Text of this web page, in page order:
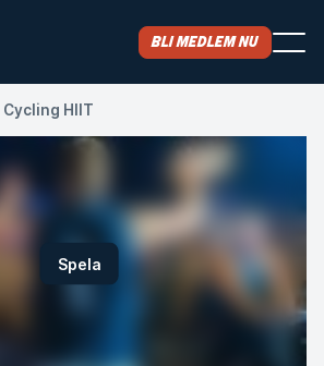
Bli medlem nu
Cycling HIIT​
Spela